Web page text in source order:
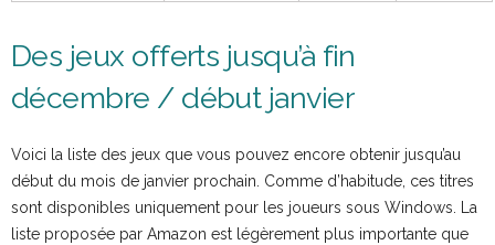
Des jeux offerts jusqu’à fin
décembre / début janvier
Voici la liste des jeux que vous pouvez encore obtenir jusqu’au
début du mois de janvier prochain. Comme d’habitude, ces titres
sont disponibles uniquement pour les joueurs sous Windows. La
liste proposée par Amazon est légèrement plus importante que